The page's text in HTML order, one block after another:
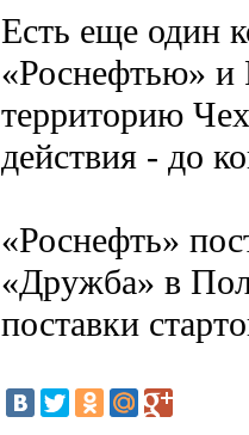
Есть еще один
«Роснефтью» и
территорию
действия - до
«Роснефть»
«Дружба» в
поставки